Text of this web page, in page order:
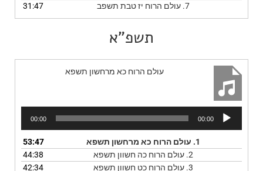
7. עולם הרוח יז טבת תשפב 31:47
תשפ"א
עולם הרוח כא מרחשון תשפא
אודיו
00:00
00:00
1. עולם הרוח כא מרחשון תשפא
53:47
2. עולם הרוח כה חשוון תשפא
44:38
3. עולם הרוח כט חשוון תשפא
42:34